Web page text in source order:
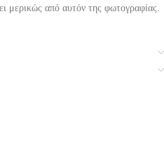
μερικώς από αυτόν της φωτογραφίας.